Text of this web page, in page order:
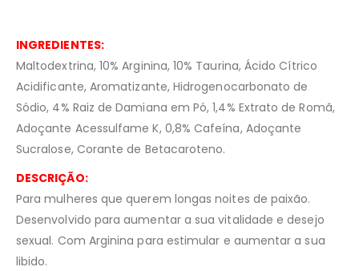
INGREDIENTES:
Maltodextrina, 10% Arginina, 10% Taurina, Ácido Cítrico
Acidificante, Aromatizante, Hidrogenocarbonato de
Sódio, 4% Raiz de Damiana em Pó, 1,4% Extrato de Romã,
Adoçante Acessulfame K, 0,8% Cafeína, Adoçante
Sucralose, Corante de Betacaroteno.
DESCRIÇÃO:
Para mulheres que querem longas noites de paixão.
Desenvolvido para aumentar a sua vitalidade e desejo
sexual. Com Arginina para estimular e aumentar a sua
libido.